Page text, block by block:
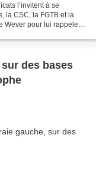
l’invitent à se
la CSC, la FGTB et la
Wever pour lui rappeler
des bases
Philosophe